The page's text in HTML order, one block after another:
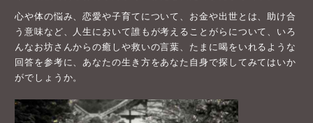
心や体の悩み、恋愛や子育てについて、お金や出世とは、助け合
う意味など、人生において誰もが考えることがらについて、いろ
んなお坊さんからの癒しや救いの言葉、たまに喝をいれるような
回答を参考に、あなたの生き方をあなた自身で探してみてはいか
がでしょうか。